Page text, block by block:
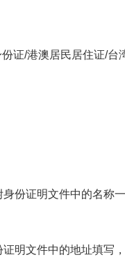
证/港澳居民居住证/台
份证明文件中的名称
明文件中的地址填写